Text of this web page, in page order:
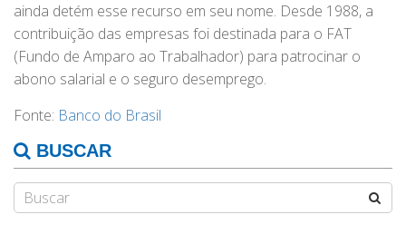
ainda detém esse recurso em seu nome. Desde 1988, a
contribuição das empresas foi destinada para o FAT
(Fundo de Amparo ao Trabalhador) para patrocinar o
abono salarial e o seguro desemprego.
Fonte: Banco do Brasil
BUSCAR